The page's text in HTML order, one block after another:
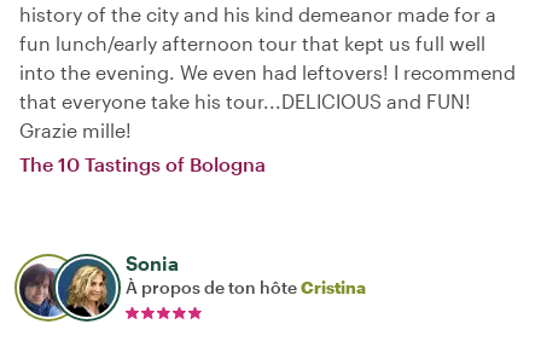
history of the city and his kind demeanor made for a
fun lunch/early afternoon tour that kept us full well
into the evening. We even had leftovers! I recommend
that everyone take his tour...DELICIOUS and FUN!
Grazie mille!
The 10 Tastings of Bologna
Sonia
À propos de ton hôteCristina